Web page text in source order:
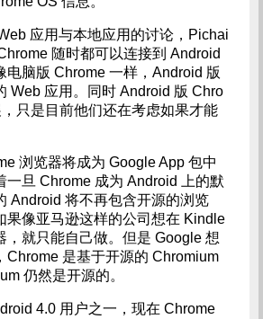
应用与本地应用的讨论，Pichai
随时都可以连接到 Android
电脑版 Chrome 一样，Android 版
Web 应用。同时 Android 版 Chro
只是目前他们还在考虑如果才能
浏览器将成为 Google App 包中
一旦 Chrome 成为 Android 上的默
Android 将不再包含开源的浏览
果像亚马逊这样的公司想在 Kindle
，就只能自己做。但是 Google 想
Chrome 是基于开源的 Chromium
仍然是开源的。
4.0 用户之一，现在 Chrome